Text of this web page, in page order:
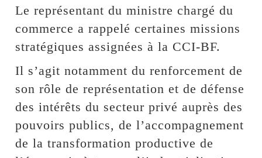
Le représentant du ministre chargé du
commerce a rappelé certaines missions
stratégiques assignées à la CCI-BF.
Il s’agit notamment du renforcement de
son rôle de représentation et de défense
des intérêts du secteur privé auprès des
pouvoirs publics, de l’accompagnement
de la transformation productive de